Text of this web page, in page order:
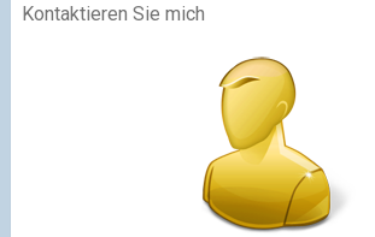
Kontaktieren Sie mich